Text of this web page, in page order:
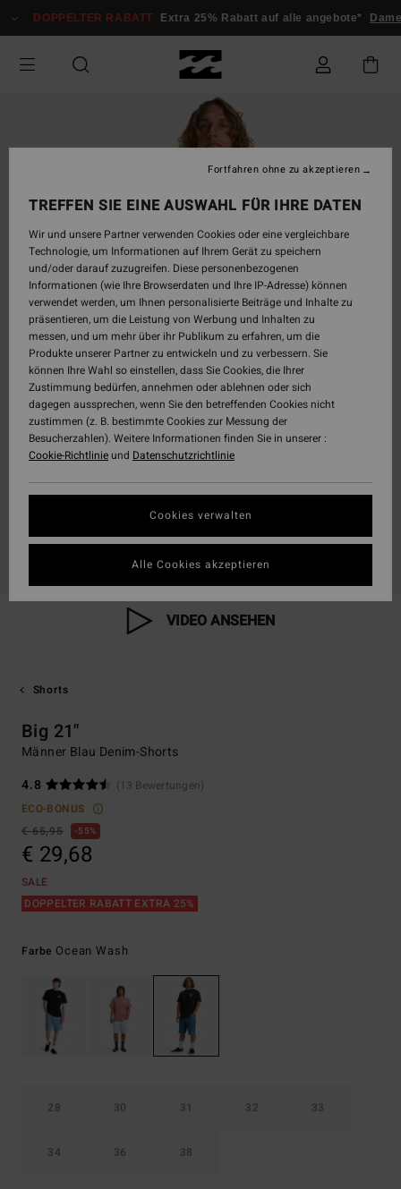
zur
springen
DOPPELTER RABATT Extra 25% Rabatt auf alle angebote*
VIDEO ANSEHEN
Shorts
Big 21"
Männer Blau Denim-Shorts
4.8
(13 Bewertungen)
ECO-BONUS
€ 65,95
55%
€ 29,68
SALE
DOPPELTER RABATT EXTRA 25%
Farbe Ocean Wash
28 30 31 32 33
34 36 38
TREFFEN SIE EINE AUSWAHL FÜR IHRE DATEN
Wir und unsere Partner verwenden Cookies oder eine vergleichbare
Technologie, um Informationen auf Ihrem Gerät zu speichern
und/oder darauf zuzugreifen. Diese personenbezogenen
Informationen (wie Ihre Browserdaten und Ihre IP-Adresse) können
verwendet werden, um Ihnen personalisierte Beiträge und Inhalte zu
präsentieren, um die Leistung von Werbung und Inhalten zu
messen, und um mehr über ihr Publikum zu erfahren, um die
Produkte unserer Partner zu entwickeln und zu verbessern. Sie
können Ihre Wahl so einstellen, dass Sie Cookies, die Ihrer
Zustimmung bedürfen, annehmen oder ablehnen oder sich
dagegen aussprechen, wenn Sie den betreffenden Cookies nicht
zustimmen (z. B. bestimmte Cookies zur Messung der
Besucherzahlen). Weitere Informationen finden Sie in unserer :
Cookie-Richtlinieund Datenschutzrichtlinie
Cookies verwalten
Fortfahren ohne zu akzeptieren
Alle Cookies akzeptieren